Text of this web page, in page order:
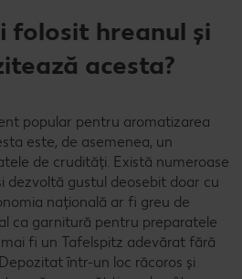
folosit hreanul și
acesta?
popular pentru aromatizarea
este, de asemenea, un
de crudități. Există numeroase
dezvoltă gustul deosebit doar cu
națională ar fi greu de
ca garnitură pentru preparatele
fi un Tafelspitz adevărat fără
într-un loc răcoros și